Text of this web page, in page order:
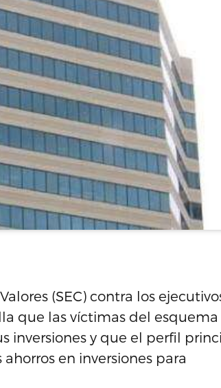
(SEC) contra los
que las víctimas del esquema
inversiones y que el perfil
en inversiones para